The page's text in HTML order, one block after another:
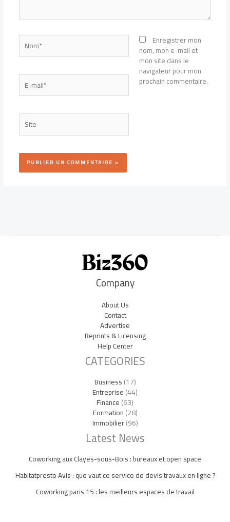
Nom*
E-
mail*
Site
Enregistrer mon
nom, mon e-mail et
mon site dans le
navigateur pour mon
prochain commentaire.
Company
About Us
Contact
Advertise
Reprints & Licensing
Help Center
CATEGORIES
Business(17)
Entreprise(44)
Finance(63)
Formation(28)
Immobilier(96)
Latest News
Coworking aux Clayes-sous-Bois : bureaux et open space
Habitatpresto Avis : que vaut ce service de devis travaux en ligne ?
Coworking paris 15 : les meilleurs espaces de travail